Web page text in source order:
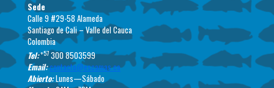
Sede
Calle 9 #29-58 Alameda
Santiago de Cali – Valle del Cauca
Colombia
Tel:+57300 8503599
Email:contacto@escamas.co
Abierto:Lunes—Sábado